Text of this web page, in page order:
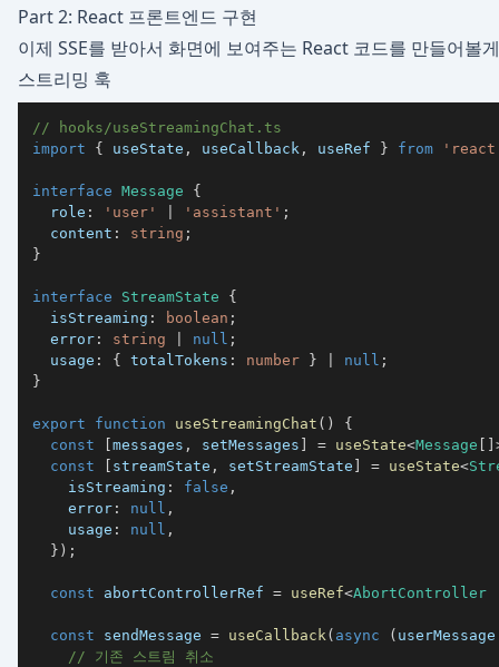
Part 2: React 프론트엔드 구현
이제 SSE를 받아서 화면에 보여주는 React 코드를 만들어볼
스트리밍 훅
// hooks/useStreamingChat.ts
import
{ useState , useCallback , useRef } from
interface Message
{
  role
: 'user' 'assistant' ;
  content
: string ;
}
interface StreamState
{
  isStreaming
: boolean ;
  error
: string null ;
  usage
: { totalTokens : number } null ;
}
export function useStreamingChat ( )
{
const
[messages , setMessages ] = useState<Message [ ]
const
[ streamState , setStreamState ] = useState<
    isStreaming
: false ,
    error
: null ,
    usage
: null ,
} ) ;
const abortControllerRef = useRef<AbortController
const sendMessage = useCallback ( async ( userMessage
// 기존 스트림 취소